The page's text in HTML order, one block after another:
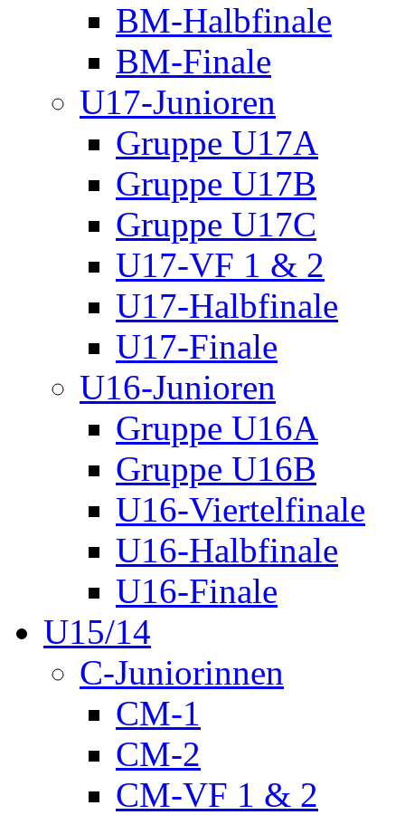
BM-Halbfinale
BM-Finale
U17-Junioren
Gruppe U17A
Gruppe U17B
Gruppe U17C
U17-VF 1 & 2
U17-Halbfinale
U17-Finale
U16-Junioren
Gruppe U16A
Gruppe U16B
U16-Viertelfinale
U16-Halbfinale
U16-Finale
U15/14
C-Juniorinnen
CM-1
CM-2
CM-VF 1 & 2